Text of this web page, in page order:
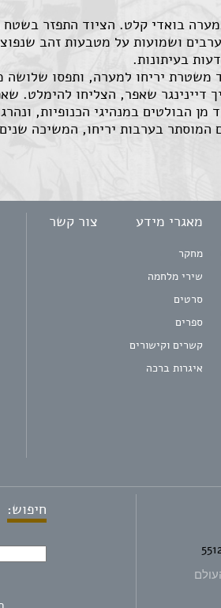
בואדי קלט. הציוד התפזר
ושמועות על מטבעות זהב
בעיתונות.
בראשות מפקד משטרת יריחו למערה,
הבולטים במנהיגי הכנופיות,
בערבות יריחו, המשיכה
מאגרי מידע
מחקר
שירי מלחמה
סרטים
ספרים
קשרים וקישורים
איגרות ברכה
צור קשר
חיפוש: